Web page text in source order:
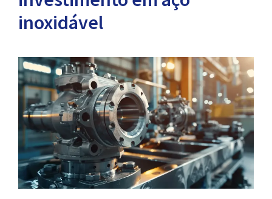
inoxidável